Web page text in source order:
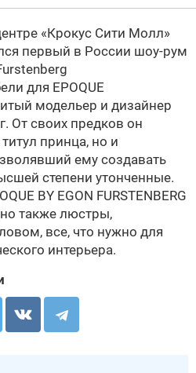
«Крокус Сити Молл»
первый в России шоу-рум
для EPOQUE
модельер и дизайнер
От своих предков он
принца, но и
ему создавать
степени утонченные.
BY EGON FURSTENBERG
также люстры,
все, что нужно для
интерьера.